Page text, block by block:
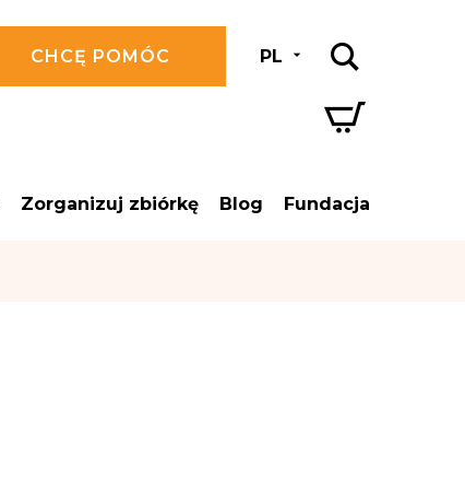
CHCĘ POMÓC PL
Zorganizuj zbiórkę Blog Fundacja